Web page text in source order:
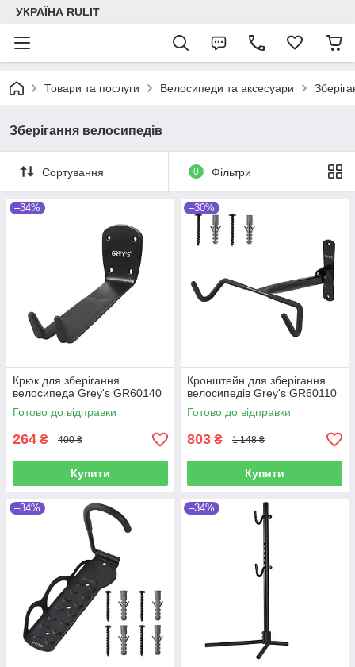
УКРАЇНА RULIT
Товари та послуги Велосипеди та аксесуари
Зберігання велосипедів
Сортування 0 Фільтри
–34%
Крюк для зберігання
велосипеда Grey's GR60140
Готово до відправки
264 ₴ 400 ₴
Купити
–30%
Кронштейн для зберігання
велосипедів Grey's GR60110
Готово до відправки
803 ₴ 1 148 ₴
Купити
–34% –34%